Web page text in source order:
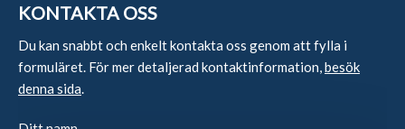
KONTAKTA OSS
Du kan snabbt och enkelt kontakta oss genom att fylla i
formuläret. För mer detaljerad kontaktinformation,besök
denna sida.